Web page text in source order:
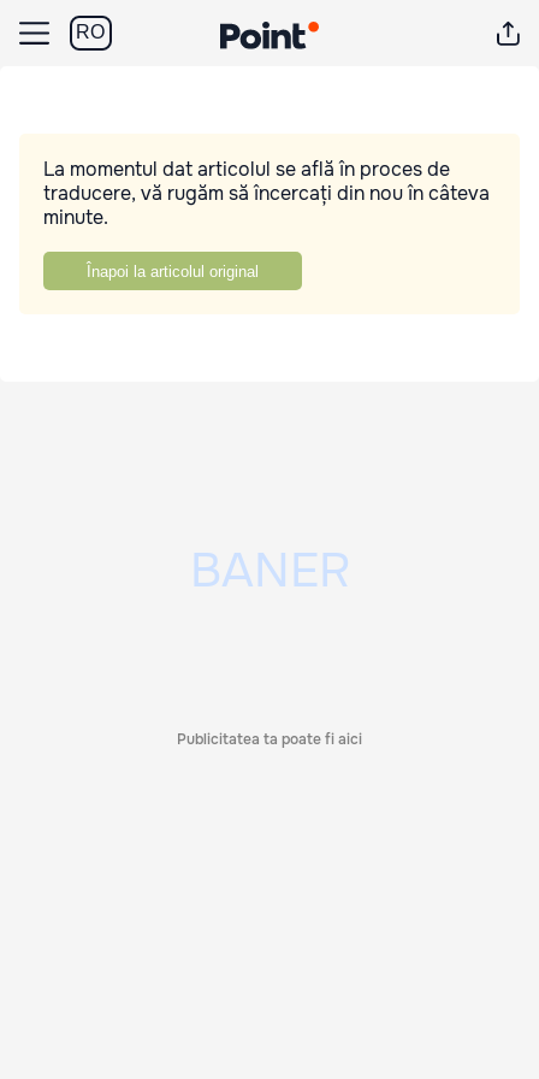
RO
La momentul dat articolul se află în proces de
traducere, vă rugăm să încercați din nou în câteva
minute.
Înapoi la articolul original
Publicitatea ta poate fi aici